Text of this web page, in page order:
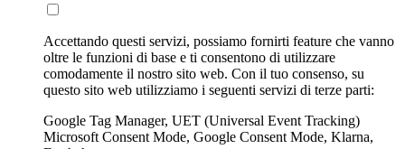
Accettando questi servizi, possiamo fornirti feature che vanno
oltre le funzioni di base e ti consentono di utilizzare
comodamente il nostro sito web. Con il tuo consenso, su
questo sito web utilizziamo i seguenti servizi di terze parti:
Google Tag Manager, UET (Universal Event Tracking)
Microsoft Consent Mode, Google Consent Mode, Klarna,